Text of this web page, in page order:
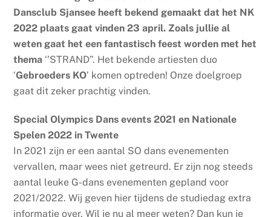
Dansclub Sjansee heeft bekend gemaakt dat het NK
2022 plaats gaat vinden 23 april. Zoals jullie al
weten gaat het een fantastisch feest worden met het
thema ‘’STRAND”. Het bekende artiesten duo
‘Gebroeders KO’ komen optreden! Onze doelgroep
gaat dit zeker prachtig vinden.
Special Olympics Dans events 2021 en Nationale
Spelen 2022 in Twente
In 2021 zijn er een aantal SO dans evenementen
vervallen, maar wees niet getreurd. Er zijn nog steeds
aantal leuke G-dans evenementen gepland voor
2021/2022. Wij geven hier tijdens de studiedag extra
informatie over. Wil je nu al meer weten? Dan kun je